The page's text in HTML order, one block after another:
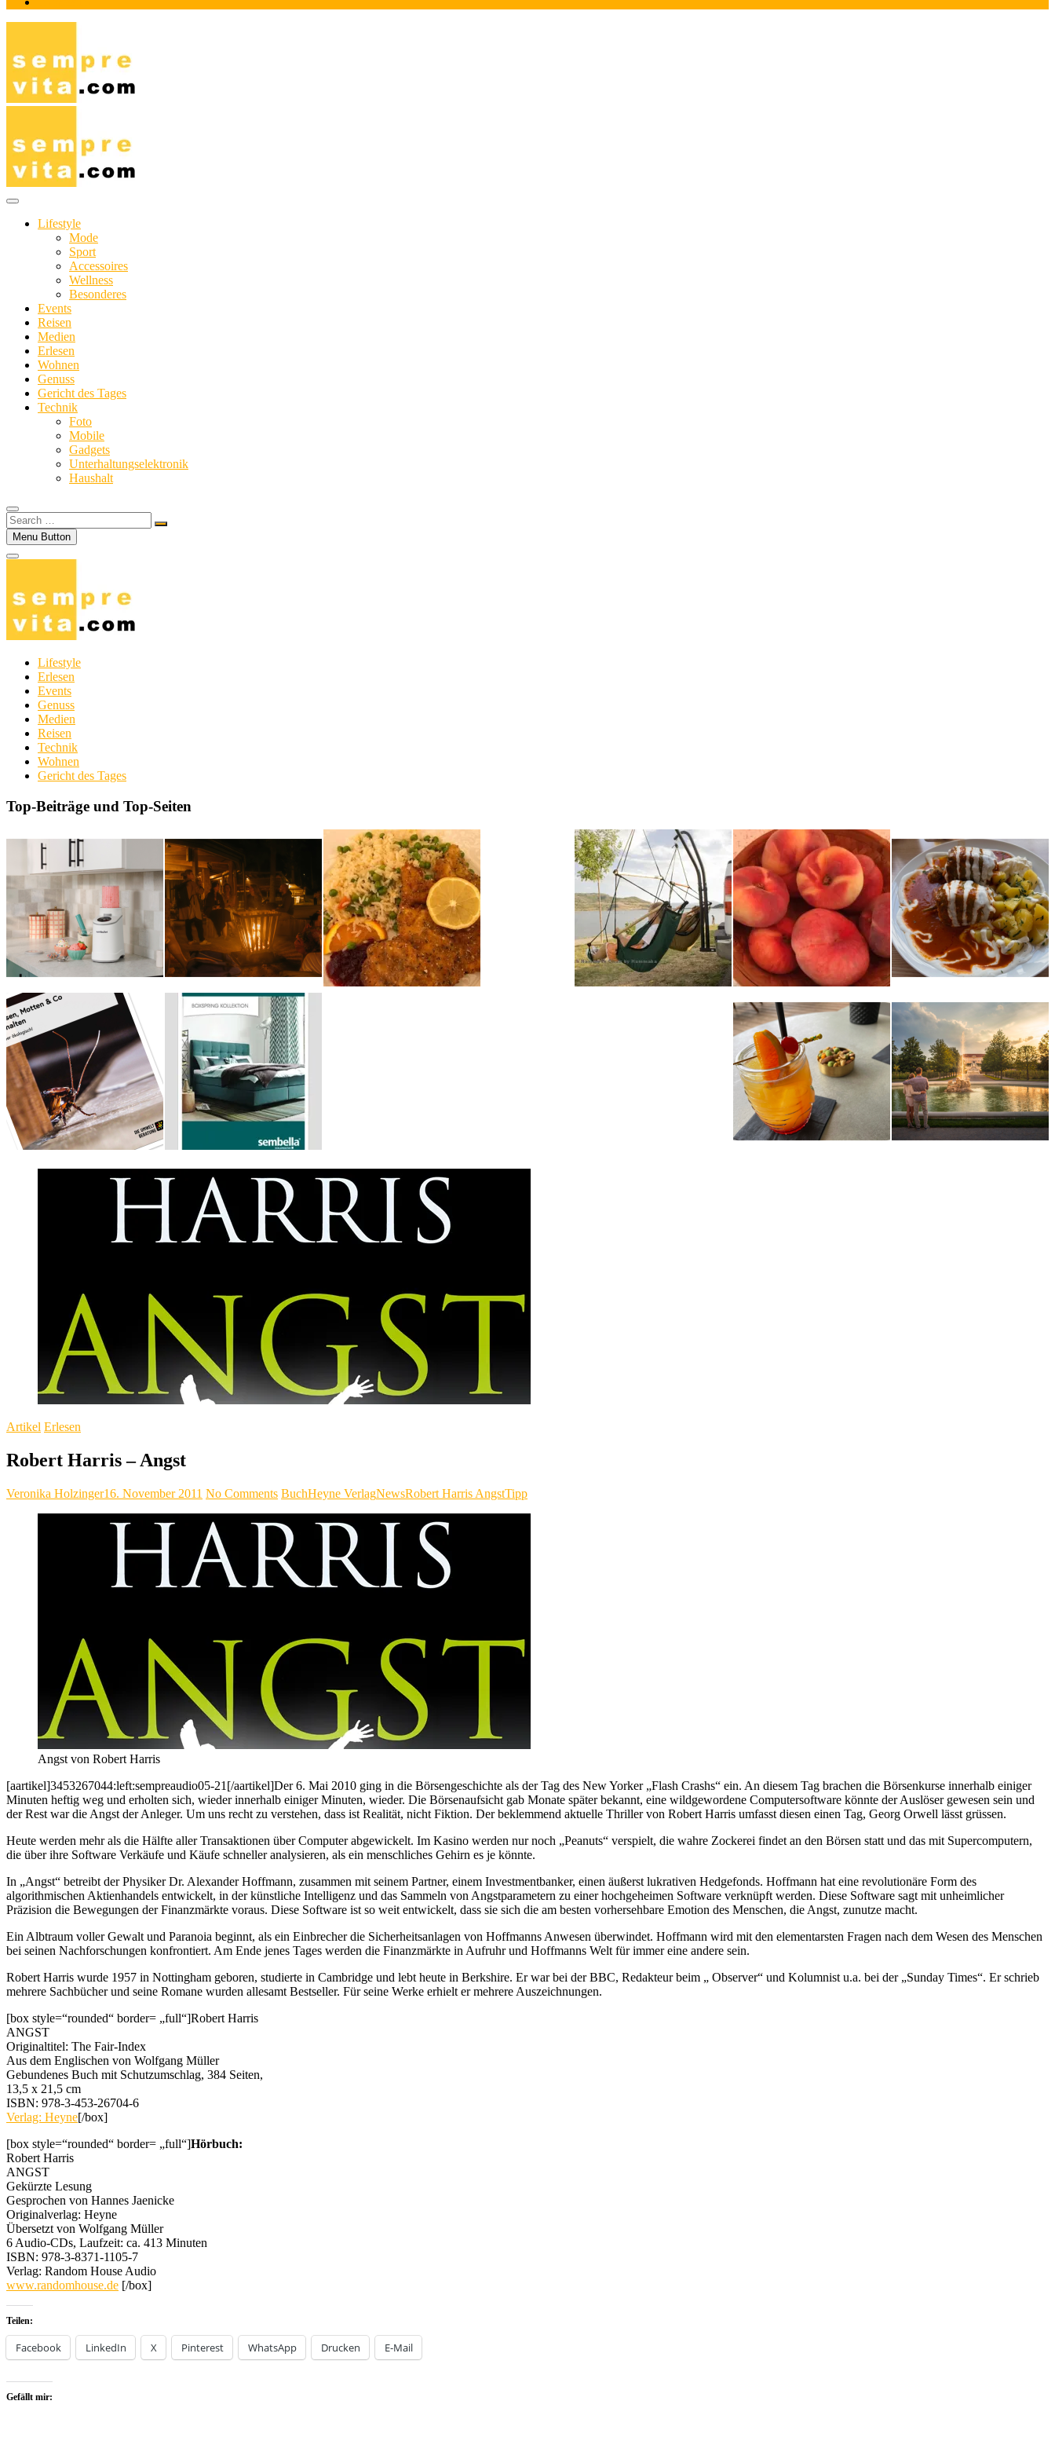
Lifestyle
Mode
Sport
Accessoires
Wellness
Besonderes
Events
Reisen
Medien
Erlesen
Wohnen
Genuss
Gericht des Tages
Technik
Foto
Mobile
Gadgets
Unterhaltungselektronik
Haushalt
Search
…Menu Button
Lifestyle
Erlesen
Events
Genuss
Medien
Reisen
Technik
Wohnen
Gericht des Tages
Top-Beiträge und Top-Seiten
Artikel Erlesen
Robert Harris – Angst
Veronika Holzinger16. November 2011 No Comments BuchHeyne VerlagNewsRobert Harris AngstTipp
Angst von Robert Harris
[aartikel]3453267044:left:sempreaudio05-21[/aartikel]Der 6. Mai 2010 ging in die Börsengeschichte als der Tag des New Yorker „Flash Crashs“ ein. An diesem Tag brachen die Börsenkurse innerhalb einiger
Minuten heftig weg und erholten sich, wieder innerhalb einiger Minuten, wieder. Die Börsenaufsicht gab Monate später bekannt, eine wildgewordene Computersoftware könnte der Auslöser gewesen sein und
der Rest war die Angst der Anleger. Um uns recht zu verstehen, dass ist Realität, nicht Fiktion. Der beklemmend aktuelle Thriller von Robert Harris umfasst diesen einen Tag, Georg Orwell lässt grüssen.
Heute werden mehr als die Hälfte aller Transaktionen über Computer abgewickelt. Im Kasino werden nur noch „Peanuts“ verspielt, die wahre Zockerei findet an den Börsen statt und das mit Supercomputern,
die über ihre Software Verkäufe und Käufe schneller analysieren, als ein menschliches Gehirn es je könnte.
In „Angst“ betreibt der Physiker Dr. Alexander Hoffmann, zusammen mit seinem Partner, einem Investmentbanker, einen äußerst lukrativen Hedgefonds. Hoffmann hat eine revolutionäre Form des
algorithmischen Aktienhandels entwickelt, in der künstliche Intelligenz und das Sammeln von Angstparametern zu einer hochgeheimen Software verknüpft werden. Diese Software sagt mit unheimlicher
Präzision die Bewegungen der Finanzmärkte voraus. Diese Software ist so weit entwickelt, dass sie sich die am besten vorhersehbare Emotion des Menschen, die Angst, zunutze macht.
Ein Albtraum voller Gewalt und Paranoia beginnt, als ein Einbrecher die Sicherheitsanlagen von Hoffmanns Anwesen überwindet. Hoffmann wird mit den elementarsten Fragen nach dem Wesen des Menschen
bei seinen Nachforschungen konfrontiert. Am Ende jenes Tages werden die Finanzmärkte in Aufruhr und Hoffmanns Welt für immer eine andere sein.
Robert Harris wurde 1957 in Nottingham geboren, studierte in Cambridge und lebt heute in Berkshire. Er war bei der BBC, Redakteur beim „ Observer“ und Kolumnist u.a. bei der „Sunday Times“. Er schrieb
mehrere Sachbücher und seine Romane wurden allesamt Bestseller. Für seine Werke erhielt er mehrere Auszeichnungen.
[box style=“rounded“ border= „full“]Robert Harris
ANGST
Originaltitel: The Fair-Index
Aus dem Englischen von Wolfgang Müller
Gebundenes Buch mit Schutzumschlag, 384 Seiten,
13,5 x 21,5 cm
ISBN: 978-3-453-26704-6
Verlag: Heyne[/box]
[box style=“rounded“ border= „full“]Hörbuch:
Robert Harris
ANGST
Gekürzte Lesung
Gesprochen von Hannes Jaenicke
Originalverlag: Heyne
Übersetzt von Wolfgang Müller
6 Audio-CDs, Laufzeit: ca. 413 Minuten
ISBN: 978-3-8371-1105-7
Verlag: Random House Audio
www.randomhouse.de [/box]
Teilen:
Facebook LinkedIn X Pinterest WhatsApp Drucken E-Mail
Gefällt mir: